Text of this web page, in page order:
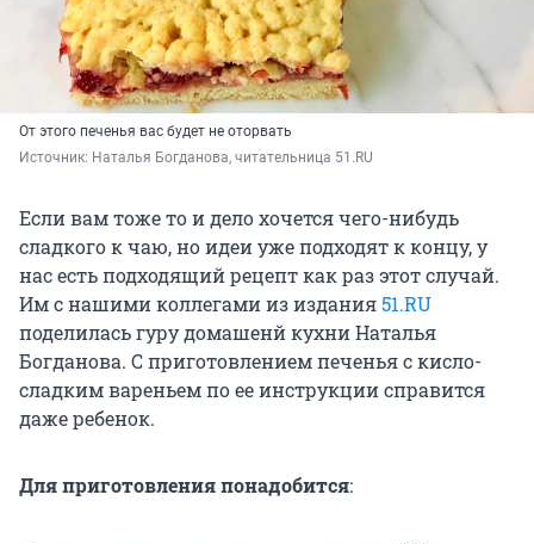
От этого печенья вас будет не оторвать
Источник: Наталья Богданова, читательница 51.RU
Если вам тоже то и дело хочется чего-нибудь
сладкого к чаю, но идеи уже подходят к концу, у
нас есть подходящий рецепт как раз этот случай.
Им с нашими коллегами из издания51.RU
поделилась гуру домашенй кухни Наталья
Богданова. С приготовлением печенья с кисло-
сладким вареньем по ее инструкции справится
даже ребенок.
Для приготовления понадобится: